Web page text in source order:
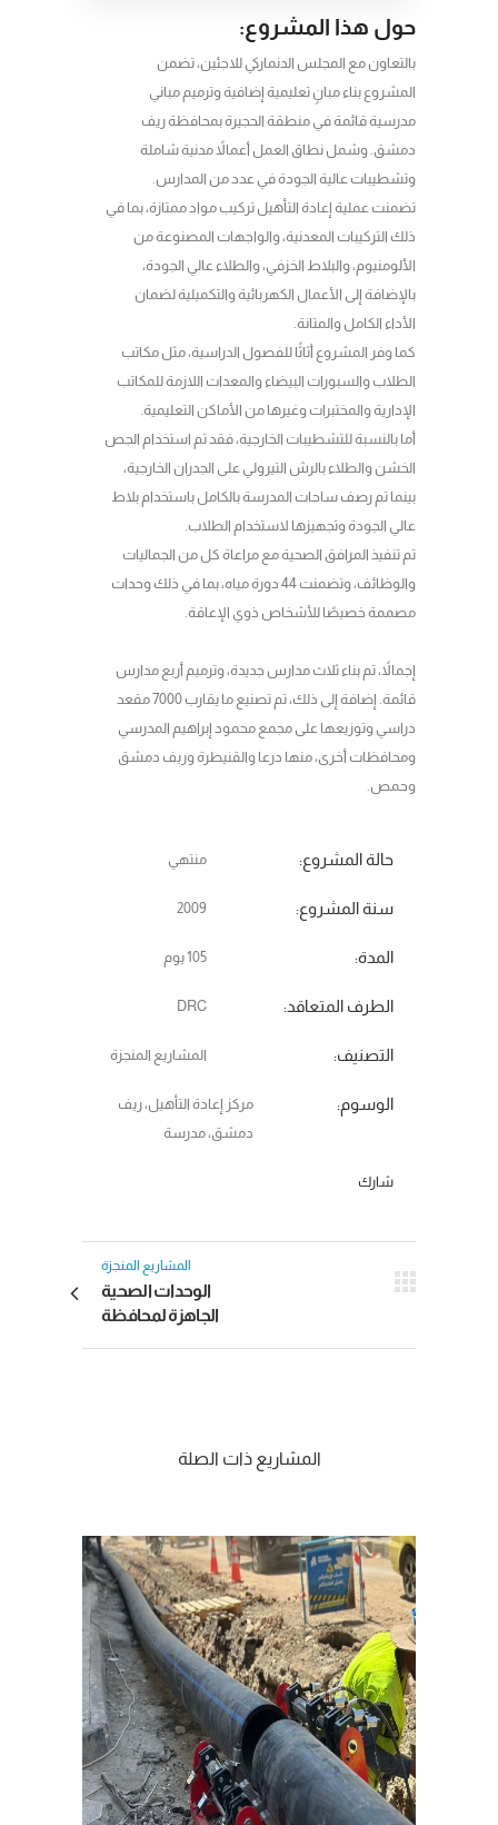
حول هذا المشروع:
بالتعاون مع المجلس الدنماركي للاجئين، تضمن
المشروع بناء مبانٍ تعليمية إضافية وترميم مباني
مدرسية قائمة في منطقة الحجيرة بمحافظة ريف
دمشق. وشمل نطاق العمل أعمالاً مدنية شاملة
وتشطيبات عالية الجودة في عدد من المدارس.
تضمنت عملية إعادة التأهيل تركيب مواد ممتازة، بما في
ذلك التركيبات المعدنية، والواجهات المصنوعة من
الألومنيوم، والبلاط الخزفي، والطلاء عالي الجودة،
بالإضافة إلى الأعمال الكهربائية والتكميلية لضمان
الأداء الكامل والمتانة.
كما وفر المشروع أثاثًا للفصول الدراسية، مثل مكاتب
الطلاب والسبورات البيضاء والمعدات اللازمة للمكاتب
الإدارية والمختبرات وغيرها من الأماكن التعليمية.
أما بالنسبة للتشطيبات الخارجية، فقد تم استخدام الجص
الخشن والطلاء بالرش التيرولي على الجدران الخارجية،
بينما تم رصف ساحات المدرسة بالكامل باستخدام بلاط
عالي الجودة وتجهيزها لاستخدام الطلاب.
تم تنفيذ المرافق الصحية مع مراعاة كل من الجماليات
والوظائف، وتضمنت 44 دورة مياه، بما في ذلك وحدات
مصممة خصيصًا للأشخاص ذوي الإعاقة.
إجمالاً، تم بناء ثلاث مدارس جديدة، وترميم أربع مدارس
قائمة. إضافة إلى ذلك، تم تصنيع ما يقارب 7000 مقعد
دراسي وتوزيعها على مجمع محمود إبراهيم المدرسي
ومحافظات أخرى، منها درعا والقنيطرة وريف دمشق
وحمص.
حالة المشروع: منتهي
سنة المشروع: 2009
المدة: 105 يوم
الطرف المتعاقد: DRC
التصنيف: المشاريع المنجزة
الوسوم:
مركز إعادة التأهيل، ريف
دمشق، مدرسة
شارك
المشاريع المنجزة
الوحدات الصحية
الجاهزة لمحافظة
المشاريع ذات الصلة